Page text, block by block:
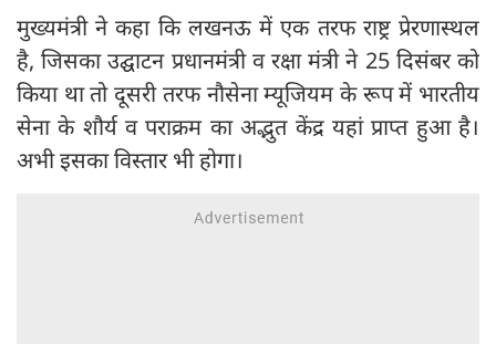
मुख्यमंत्री ने कहा कि लखनऊ में एक तरफ राष्ट्र प्रेरणास्थल
है, जिसका उद्घाटन प्रधानमंत्री व रक्षा मंत्री ने 25 दिसंबर को
किया था तो दूसरी तरफ नौसेना म्यूजियम के रूप में भारतीय
सेना के शौर्य व पराक्रम का अद्भुत केंद्र यहां प्राप्त हुआ है।
अभी इसका विस्तार भी होगा।